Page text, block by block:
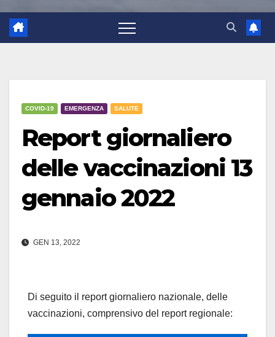
COVID-19 EMERGENZA SALUTE
Report giornaliero
delle vaccinazioni 13
gennaio 2022
GEN 13, 2022
Di seguito il report giornaliero nazionale, delle
vaccinazioni, comprensivo del report regionale: